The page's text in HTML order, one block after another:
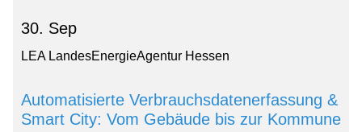
30. Sep
LEA LandesEnergieAgentur Hessen
Automatisierte Verbrauchsdatenerfassung &
Smart City: Vom Gebäude bis zur Kommune